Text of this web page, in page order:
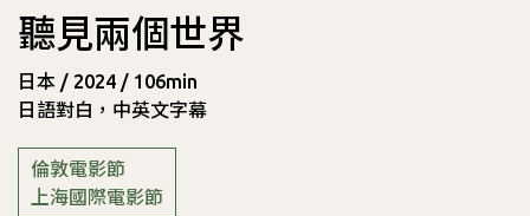
聽見兩個世界
日本 / 2024 / 106min
日語對白，中英文字幕
倫敦電影節
上海國際電影節